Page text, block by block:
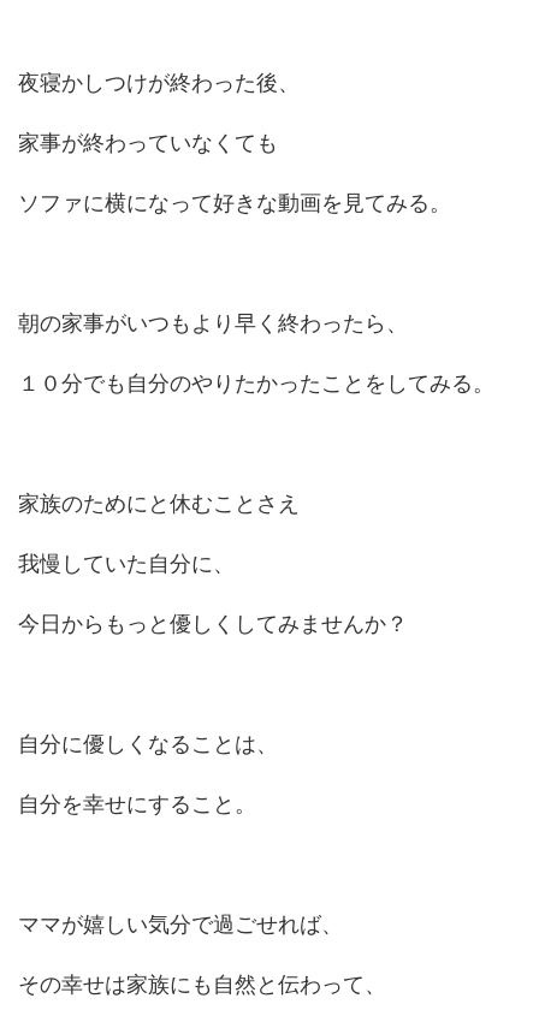
夜寝かしつけが終わった後、
家事が終わっていなくても
ソファに横になって好きな動画を見てみる。
朝の家事がいつもより早く終わったら、
１０分でも自分のやりたかったことをしてみる。
家族のためにと休むことさえ
我慢していた自分に、
今日からもっと優しくしてみませんか？
自分に優しくなることは、
自分を幸せにすること。
ママが嬉しい気分で過ごせれば、
その幸せは家族にも自然と伝わって、